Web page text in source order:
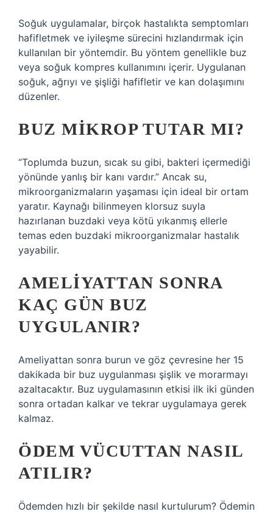
Soğuk uygulamalar, birçok hastalıkta semptomları
hafifletmek ve iyileşme sürecini hızlandırmak için
kullanılan bir yöntemdir. Bu yöntem genellikle buz
veya soğuk kompres kullanımını içerir. Uygulanan
soğuk, ağrıyı ve şişliği hafifletir ve kan dolaşımını
düzenler.
BUZ MIKROP TUTAR MI?
“Toplumda buzun, sıcak su gibi, bakteri içermediği
yönünde yanlış bir kanı vardır.” Ancak su,
mikroorganizmaların yaşaması için ideal bir ortam
yaratır. Kaynağı bilinmeyen klorsuz suyla
hazırlanan buzdaki veya kötü yıkanmış ellerle
temas eden buzdaki mikroorganizmalar hastalık
yayabilir.
AMELIYATTAN SONRA
KAÇ GÜN BUZ
UYGULANIR?
Ameliyattan sonra burun ve göz çevresine her 15
dakikada bir buz uygulanması şişlik ve morarmayı
azaltacaktır. Buz uygulamasının etkisi ilk iki günden
sonra ortadan kalkar ve tekrar uygulamaya gerek
kalmaz.
ÖDEM VÜCUTTAN NASIL
ATILIR?
Ödemden hızlı bir şekilde nasıl kurtulurum? Ödemin